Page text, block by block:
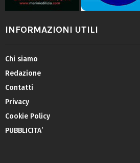
INFORMAZIONI UTILI
Chi siamo
Redazione
Contatti
Privacy
Cookie Policy
PUBBLICITA’